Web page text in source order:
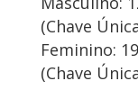
(Chave
Feminino:
(Chave